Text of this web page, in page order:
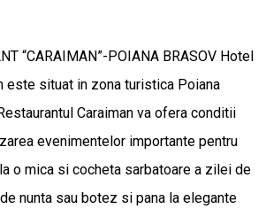
“CARAIMAN”-POIANA BRASOV Hotel
este situat in zona turistica Poiana
Caraiman va ofera conditii
evenimentelor importante pentru
o mica si cocheta sarbatoare a zilei de
nunta sau botez si pana la elegante